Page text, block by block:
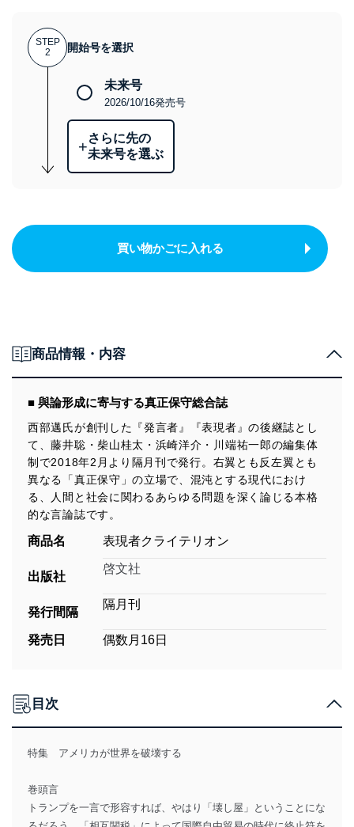
STEP
2
開始号を選択
未来号
2026/10/16発売号
+さらに先の
未来号を選ぶ
買い物かごに入れる
商品情報・内容
■ 與論形成に寄与する真正保守総合誌
西部邁氏が創刊した『発言者』『表現者』の後継誌とし
て、藤井聡・柴山桂太・浜崎洋介・川端祐一郎の編集体
制で2018年2月より隔月刊で発行。右翼とも反左翼とも
異なる「真正保守」の立場で、混沌とする現代におけ
る、人間と社会に関わるあらゆる問題を深く論じる本格
的な言論誌です。
商品名 表現者クライテリオン
出版社
啓文社
発行間隔
隔月刊
発売日 偶数月16日
目次
特集 アメリカが世界を破壊する
巻頭言
トランプを一言で形容すれば、やはり「壊し屋」ということにな